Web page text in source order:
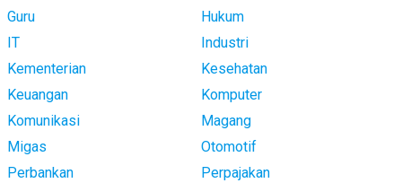
Guru
Hukum
IT
Industri
Kementerian
Kesehatan
Keuangan
Komputer
Komunikasi
Magang
Migas
Otomotif
Perbankan
Perpajakan